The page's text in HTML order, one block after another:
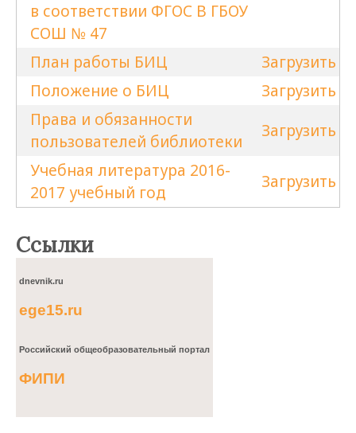
в соответствии ФГОС В ГБОУ
СОШ № 47
План работы БИЦ
Загрузить
Положение о БИЦ
Загрузить
Права и обязанности
пользователей библиотеки
Загрузить
Учебная литература 2016-
2017 учебный год
Загрузить
Ссылки
dnevnik.ru
ege15.ru
Российский общеобразовательный портал
ФИПИ